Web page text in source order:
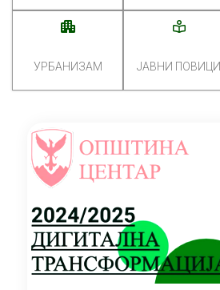
УРБАНИЗАМ ЈАВНИ ПОВИЦИ